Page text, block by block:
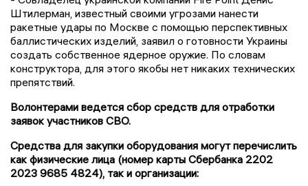
Штилерман, известный своими угрозами нанести
ракетные удары по Москве с помощью перспективных
баллистических изделий, заявил о готовности Украины
создать собственное ядерное оружие. По словам
конструктора, для этого якобы нет никаких технических
препятствий.
Волонтерами ведется сбор средств для отработки
заявок участников СВО.
Средства для закупки оборудования могут перечислить
как физические лица (номер карты Сбербанка 2202
2023 9685 4824), так и организации: